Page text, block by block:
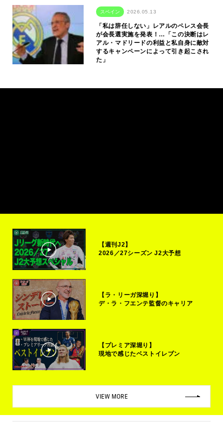
スペイン 2026.05.13
「私は辞任しない」レアルのペレス会長
が会長選実施を発表！…「この決断はレ
アル・マドリードの利益と私自身に敵対
するキャンペーンによって引き起こされ
た」
【週刊J2】
2026／27シーズン J2大予想
【ラ・リーガ深堀り】
デ・ラ・フエンテ監督のキャリア
【プレミア深堀り】
現地で感じたベストイレブン
VIEW MORE